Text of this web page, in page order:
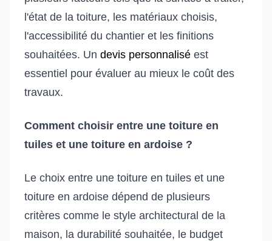
l'état de la toiture, les matériaux choisis,
l'accessibilité du chantier et les finitions
souhaitées. Un devis personnalisé est
essentiel pour évaluer au mieux le coût des
travaux.
Comment choisir entre une toiture en
tuiles et une toiture en ardoise ?
Le choix entre une toiture en tuiles et une
toiture en ardoise dépend de plusieurs
critères comme le style architectural de la
maison, la durabilité souhaitée, le budget